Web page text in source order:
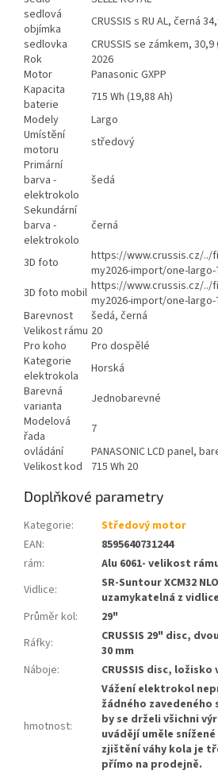
sedlová
objímka
CRUSSIS s RU AL, černá
sedlovka
CRUSSIS se zámkem,
Rok
2026
Motor
Panasonic GXPP
Kapacita
baterie
715 Wh (19,88 Ah)
Modely
Largo
Umístění
motoru
středový
Primární
barva -
elektrokolo
šedá
Sekundární
barva -
elektrokolo
černá
3D foto
https://www.crussis.cz/
my2026-import/one-largo-
3D foto mobil https://www.crussis.cz/
my2026-import/one-largo-
Barevnost
šedá, černá
Velikost rámu 20
Pro koho
Pro dospělé
Kategorie
elektrokola
Horská
Barevná
varianta
Jednobarevné
Modelová
řada
7
ovládání
PANASONIC LCD panel,
Velikost kod
715 Wh 20
Doplňkové parametry
Kategorie:
Středový motor
EAN:
8595640731244
rám:
Alu 6061- velikost
Vidlice:
SR-Suntour XCM32
uzamykatelná z vidlice
Průměr kol:
29"
Ráfky:
CRUSSIS 29" disc,
30 mm
Náboje: CRUSSIS disc, ložisko
hmotnost:
Vážení elektrokol
žádného
by se drželi všichni
uvádějí uměle
zjištění váhy kola je
přímo na prodejně.